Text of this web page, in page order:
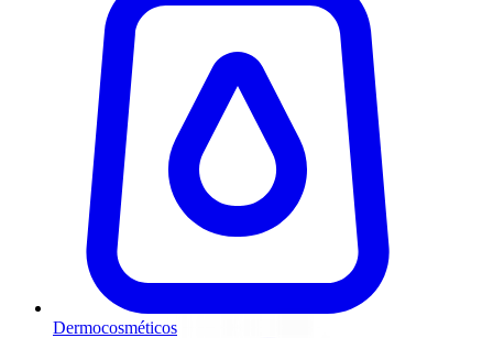
Dermocosméticos